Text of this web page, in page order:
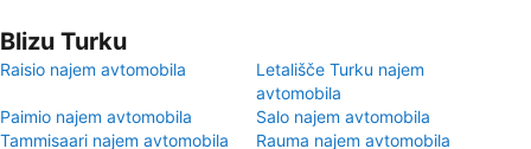
Blizu Turku
Raisio najem avtomobila
Letališče Turku najem
avtomobila
Paimio najem avtomobila
Salo najem avtomobila
Tammisaari najem avtomobila
Rauma najem avtomobila